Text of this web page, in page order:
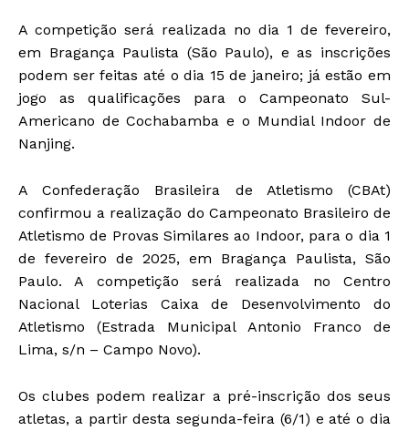
A competição será realizada no dia 1 de fevereiro,
em Bragança Paulista (São Paulo), e as inscrições
podem ser feitas até o dia 15 de janeiro; já estão em
jogo as qualificações para o Campeonato Sul-
Americano de Cochabamba e o Mundial Indoor de
Nanjing.
A Confederação Brasileira de Atletismo (CBAt)
confirmou a realização do Campeonato Brasileiro de
Atletismo de Provas Similares ao Indoor, para o dia 1
de fevereiro de 2025, em Bragança Paulista, São
Paulo. A competição será realizada no Centro
Nacional Loterias Caixa de Desenvolvimento do
Atletismo (Estrada Municipal Antonio Franco de
Lima, s/n – Campo Novo).
Os clubes podem realizar a pré-inscrição dos seus
atletas, a partir desta segunda-feira (6/1) e até o dia